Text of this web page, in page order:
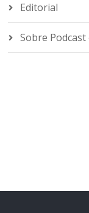
Editorial
Sobre